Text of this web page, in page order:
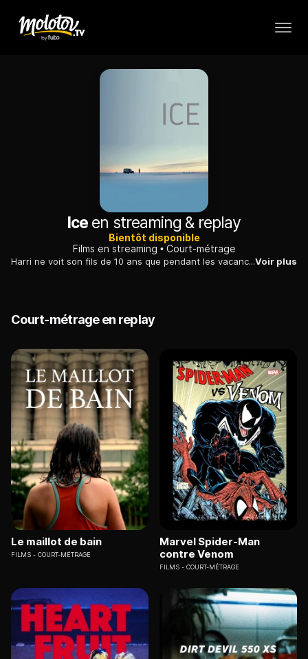
Ice en streaming & replay
Bientôt disponible
Films en streaming
Court-métrage
Harri ne voit son fils de 10 ans que pendant les vacances scolaires. Décidé à rattraper le temps perdu, il souhaite lui faire découvrir l'île où l'emmenait son propre père autrefois.Voir plus
Court-métrage en replay
Le maillot de bain
FILMS COURT-MÉTRAGE
Marvel Spider-Man
contre Venom
FILMS COURT-MÉTRAGE